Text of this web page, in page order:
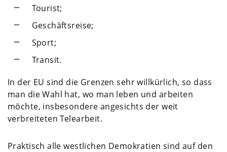
Tourist;
Geschäftsreise;
Sport;
Transit.
In der EU sind die Grenzen sehr willkürlich, so dass
man die Wahl hat, wo man leben und arbeiten
möchte, insbesondere angesichts der weit
verbreiteten Telearbeit.
Praktisch alle westlichen Demokratien sind auf den